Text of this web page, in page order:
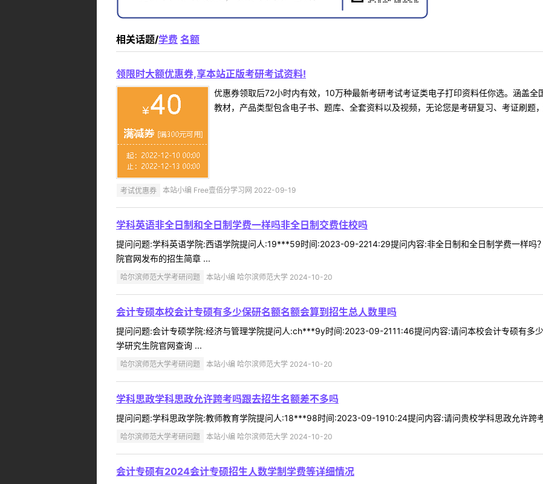
相关话题/学费 名额
领限时大额优惠券,享本站正版考研考试资料!
优惠券领取后72小时内有效，10万种最新考研考试考证类电子打印资料任你选。涵盖
教材，产品类型包含电子书、题库、全套资料以及视频，无论您是考研复习、考证刷
考试优惠券 本站小编 Free壹佰分学习网 2022-09-19
学科英语非全日制和全日制学费一样吗非全日制交费住校吗
提问问题:学科英语学院:西语学院提问人:19***59时间:2023-09-2214:29提问内容:非全日制和全日制学费一样吗
院官网发布的招生简章 ...
哈尔滨师范大学考研问题 本站小编 哈尔滨师范大学 2024-10-20
会计专硕本校会计专硕有多少保研名额名额会算到招生总人数里吗
提问问题:会计专硕学院:经济与管理学院提问人:ch***9y时间:2023-09-2111:46提问内容:请问本校会计专硕有多
学研究生院官网查询 ...
哈尔滨师范大学考研问题 本站小编 哈尔滨师范大学 2024-10-20
学科思政学科思政允许跨考吗跟去招生名额差不多吗
提问问题:学科思政学院:教师教育学院提问人:18***98时间:2023-09-1910:24提问内容:请问贵校学科思政允许跨
哈尔滨师范大学考研问题 本站小编 哈尔滨师范大学 2024-10-20
会计专硕有2024会计专硕招生人数学制学费等详细情况